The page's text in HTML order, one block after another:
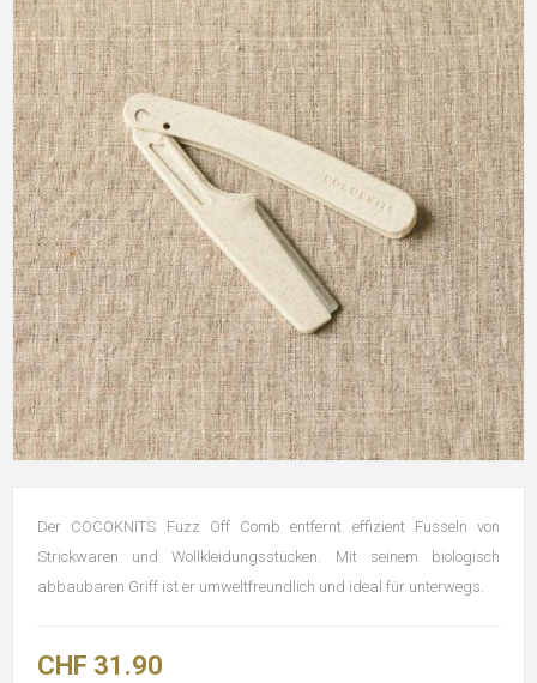
Der COCOKNITS Fuzz Off Comb entfernt effizient Fusseln von
Strickwaren und Wollkleidungsstücken. Mit seinem biologisch
abbaubaren Griff ist er umweltfreundlich und ideal für unterwegs.
CHF 31.90